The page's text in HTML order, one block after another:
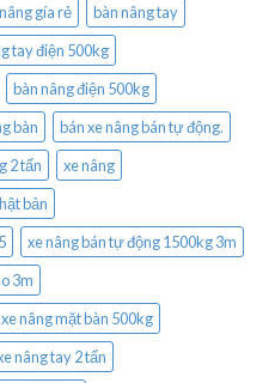
gía rẻ
bàn nâng tay
tay điện 500kg
bàn nâng điện 500kg
bàn
bán xe nâng bán tự động.
2 tấn
xe nâng
bản
xe nâng bán tự động 1500kg 3m
3m
xe nâng mặt bàn 500kg
nâng tay 2 tấn